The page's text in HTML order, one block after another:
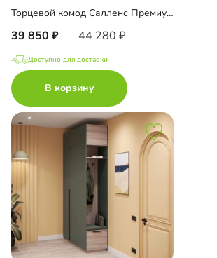
Торцевой комод Салленс Премиум с полками и антресолью
39 850 44 280
Доступно для доставки
В корзину